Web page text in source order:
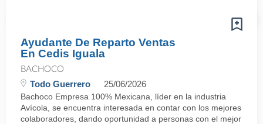
Ayudante De Reparto Ventas
En Cedis Iguala
BACHOCO
Todo Guerrero 25/06/2026
Bachoco Empresa 100% Mexicana, líder en la industria
Avícola, se encuentra interesada en contar con los mejores
colaboradores, dando oportunidad a personas con el mejor